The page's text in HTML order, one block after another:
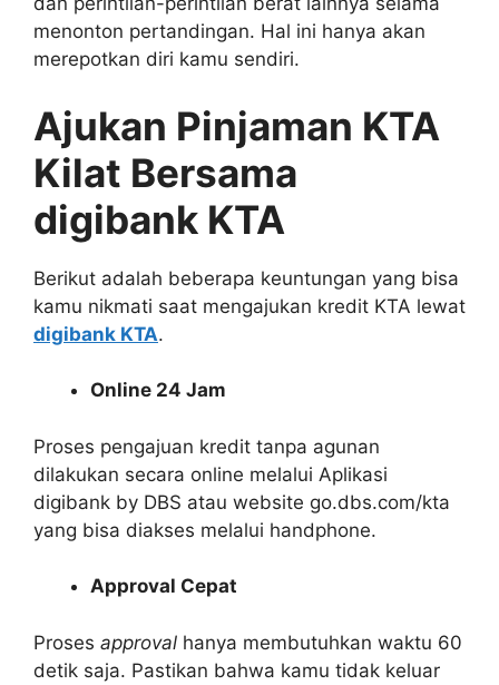
menonton pertandingan. Hal ini hanya akan
merepotkan diri kamu sendiri.
Ajukan Pinjaman KTA
Kilat Bersama
digibank KTA
Berikut adalah beberapa keuntungan yang bisa
kamu nikmati saat mengajukan kredit KTA lewat
digibank KTA.
Online 24 Jam
Proses pengajuan kredit tanpa agunan
dilakukan secara online melalui Aplikasi
digibank by DBS atau website go.dbs.com/kta
yang bisa diakses melalui handphone.
Approval Cepat
Proses approval hanya membutuhkan waktu 60
detik saja. Pastikan bahwa kamu tidak keluar